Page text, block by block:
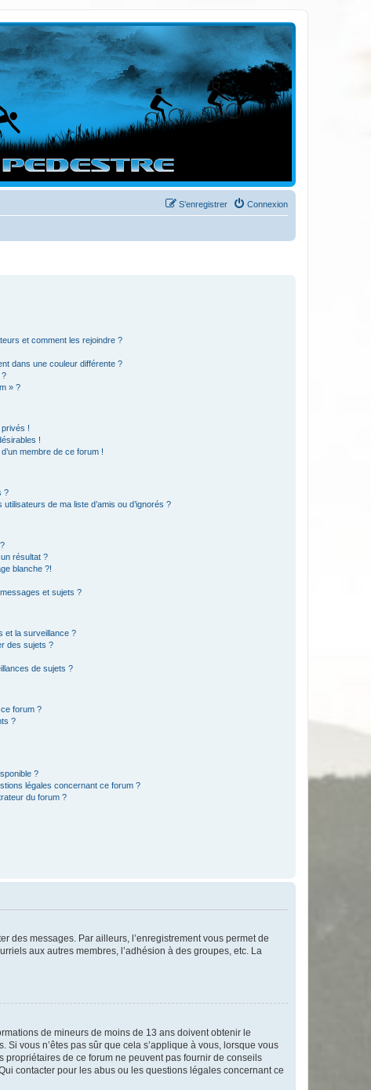
Connexion
S’enregistrer
et comment les rejoindre ?
dans une couleur différente ?
?
» ?
!
!
membre de ce forum !
?
de ma liste d’amis ou d’ignorés ?
résultat ?
blanche ?!
et sujets ?
et la surveillance ?
des sujets ?
de sujets ?
forum ?
?
?
légales concernant ce forum ?
du forum ?
des messages. Par ailleurs, l’enregistrement vous permet de
aux autres membres, l’adhésion à des groupes, etc. La
de mineurs de moins de 13 ans doivent obtenir le
vous n’êtes pas sûr que cela s’applique à vous, lorsque vous
de ce forum ne peuvent pas fournir de conseils
contacter pour les abus ou les questions légales concernant ce